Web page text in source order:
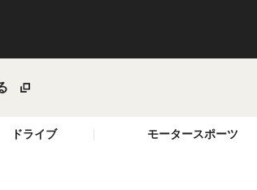
ドライブ モータースポーツ